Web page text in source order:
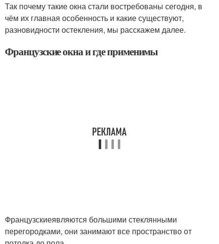
Так почему такие окна стали востребованы сегодня, в
чём их главная особенность и какие существуют,
разновидности остекления, мы расскажем далее.
Французские окна и где применимы
Французскиеявляются большими стеклянными
перегородками, они занимают все пространство от